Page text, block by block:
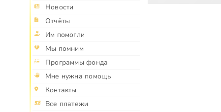
Новости
Отчёты
Им помогли
Мы помним
Программы фонда
Мне нужна помощь
Контакты
Все платежи